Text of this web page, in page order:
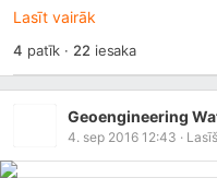
Lasīt vairāk
4 patīk · 22 iesaka
Geoengineering
4. sep 2016 12:43 ·